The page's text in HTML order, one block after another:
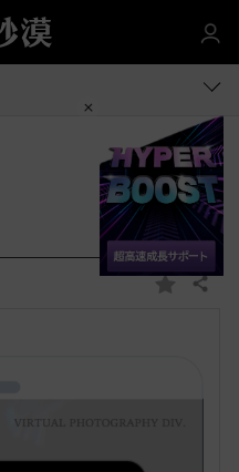
お 共有する